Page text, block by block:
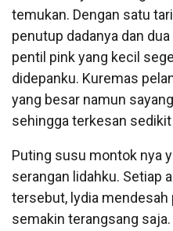
temukan. Dengan satu
penutup dadanya dan
pentil pink yang kecil
didepanku. Kuremas
yang besar namun
sehingga terkesan
Puting susu montok nya
serangan lidahku. Setiap
tersebut, lydia
semakin terangsang